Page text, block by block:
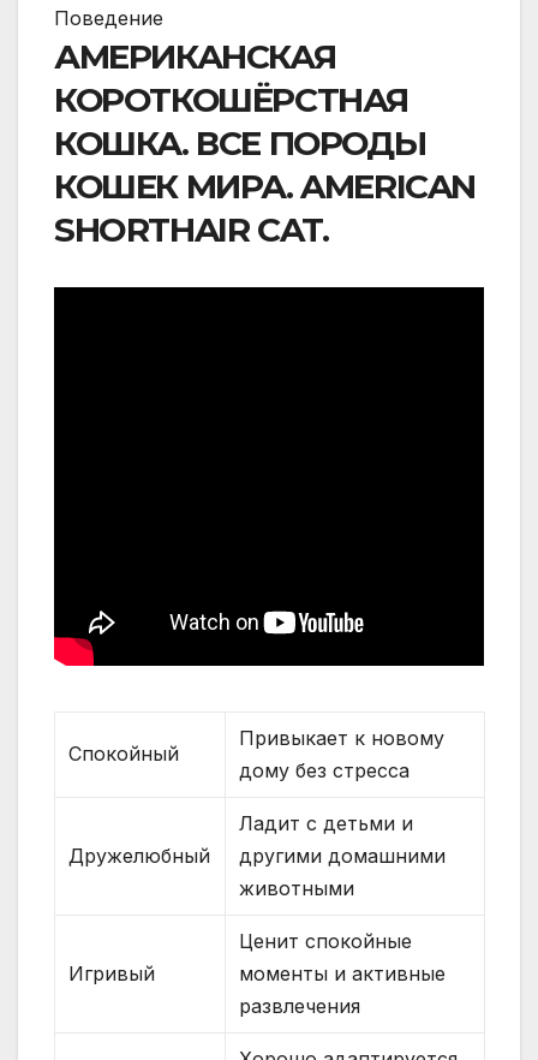
Поведение
АМЕРИКАНСКАЯ
КОРОТКОШЁРСТНАЯ
КОШКА. ВСЕ ПОРОДЫ
КОШЕК МИРА. AMERICAN
SHORTHAIR CAT.
Спокойный
Привыкает к новому
дому без стресса
Дружелюбный
Ладит с детьми и
другими домашними
животными
Игривый
Ценит спокойные
моменты и активные
развлечения